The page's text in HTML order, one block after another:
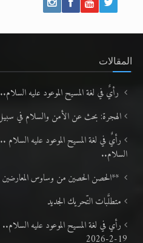
المقالات
رأيٌ في لغة المسيح الموعود عليه السلام.. 4
الهجرة: بحث عن الأمن والسلام في
السلام..
**الحصن الحصين من وساوس
متطلَّبات التّحريك الجديد